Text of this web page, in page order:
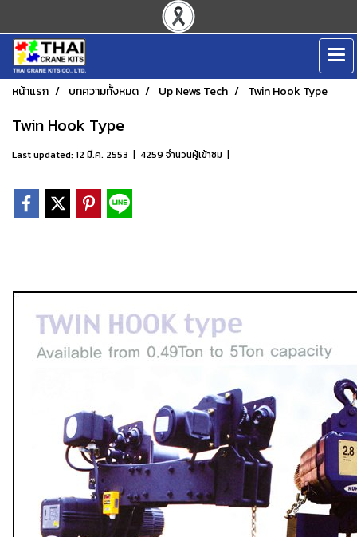
หน้าแรก บทความทั้งหมด Up News Tech Twin Hook Type
Twin Hook Type
Last updated: 12 มี.ค. 2553 | 4259 จำนวนผู้เข้าชม |